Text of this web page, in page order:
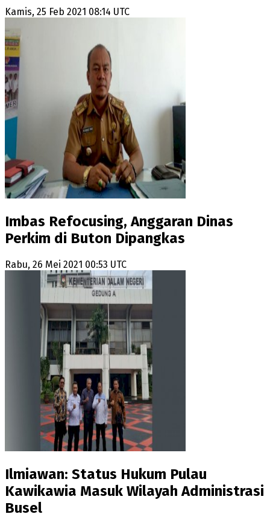
Kamis, 25 Feb 2021 08:14 UTC
Imbas Refocusing, Anggaran Dinas
Perkim di Buton Dipangkas
Rabu, 26 Mei 2021 00:53 UTC
Ilmiawan: Status Hukum Pulau
Kawikawia Masuk Wilayah Administrasi
Busel